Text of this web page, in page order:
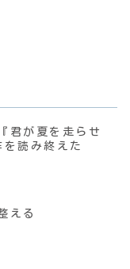
君が夏を走らせ
読み終えた
える